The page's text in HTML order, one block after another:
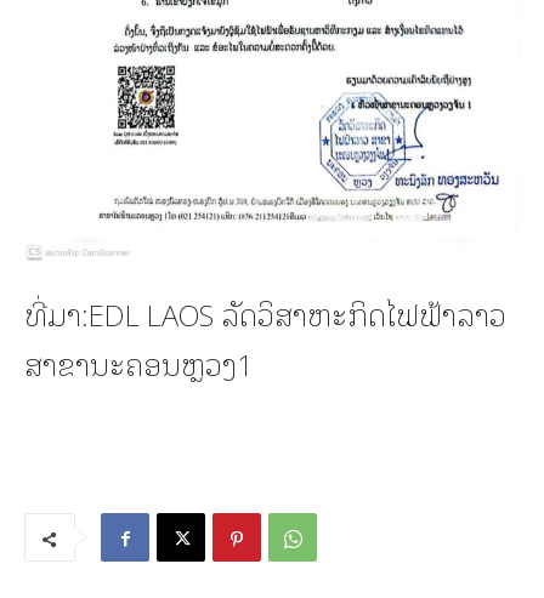
ທີ່ມາ:EDL LAOS ລັດວິສາຫະກິດໄຟຟ້າລາວ
ສາຂານະຄອນຫຼວງ1